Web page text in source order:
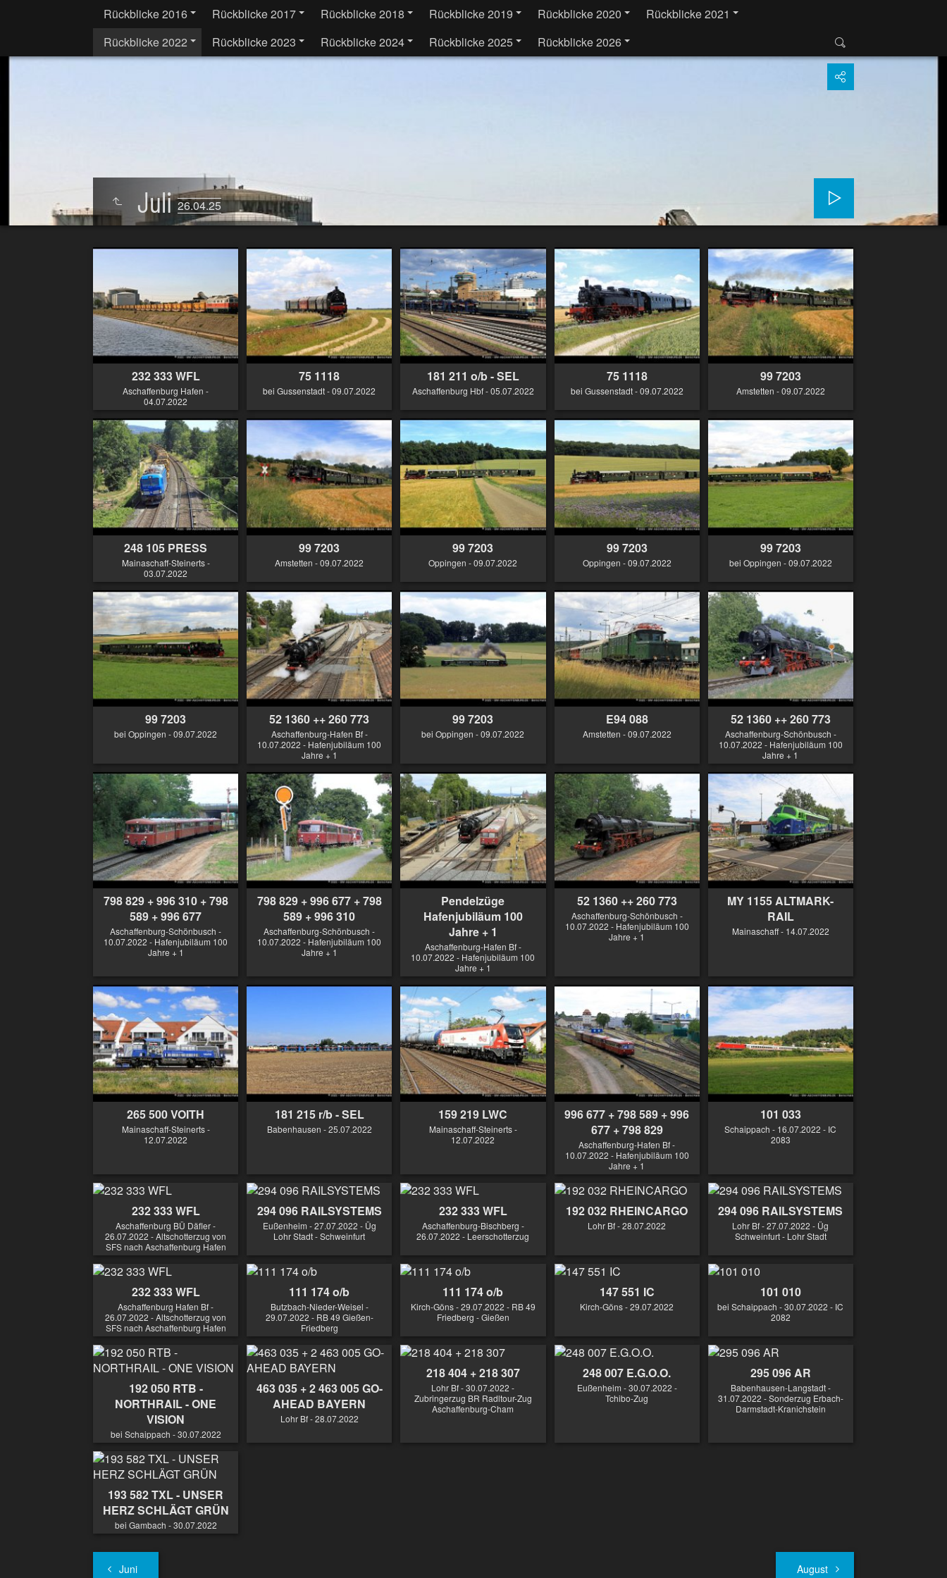
Rückblicke 2016 Rückblicke 2017 Rückblicke 2018 Rückblicke 2019 Rückblicke 2020
Rückblicke 2021
Rückblicke 2022
Rückblicke 2023 Rückblicke 2024 Rückblicke 2025 Rückblicke 2026
Juli26.04.25
232 333 WFL
Aschaffenburg Hafen -
04.07.2022
75 1118
bei Gussenstadt - 09.07.2022
181 211 o/b - SEL
Aschaffenburg Hbf - 05.07.2022
75 1118
bei Gussenstadt - 09.07.2022
99 7203
Amstetten - 09.07.2022
248 105 PRESS
Mainaschaff-Steinerts -
03.07.2022
99 7203
Amstetten - 09.07.2022
99 7203
Oppingen - 09.07.2022
99 7203
Oppingen - 09.07.2022
99 7203
bei Oppingen - 09.07.2022
99 7203
bei Oppingen - 09.07.2022
52 1360 ++ 260 773
Aschaffenburg-Hafen Bf -
10.07.2022 - Hafenjubiläum 100
Jahre + 1
99 7203
bei Oppingen - 09.07.2022
E94 088
Amstetten - 09.07.2022
52 1360 ++ 260 773
Aschaffenburg-Schönbusch -
10.07.2022 - Hafenjubiläum 100
Jahre + 1
798 829 + 996 310 + 798
589 + 996 677
Aschaffenburg-Schönbusch -
10.07.2022 - Hafenjubiläum 100
Jahre + 1
798 829 + 996 677 + 798
589 + 996 310
Aschaffenburg-Schönbusch -
10.07.2022 - Hafenjubiläum 100
Jahre + 1
Pendelzüge
Hafenjubiläum 100
Jahre + 1
Aschaffenburg-Hafen Bf -
10.07.2022 - Hafenjubiläum 100
Jahre + 1
52 1360 ++ 260 773
Aschaffenburg-Schönbusch -
10.07.2022 - Hafenjubiläum 100
Jahre + 1
MY 1155 ALTMARK-
RAIL
Mainaschaff - 14.07.2022
265 500 VOITH
Mainaschaff-Steinerts -
12.07.2022
181 215 r/b - SEL
Babenhausen - 25.07.2022
159 219 LWC
Mainaschaff-Steinerts -
12.07.2022
996 677 + 798 589 + 996
677 + 798 829
Aschaffenburg-Hafen Bf -
10.07.2022 - Hafenjubiläum 100
Jahre + 1
101 033
Schaippach - 16.07.2022 - IC
2083
232 333 WFL
Aschaffenburg BÜ Däfler -
26.07.2022 - Altschotterzug von
SFS nach Aschaffenburg Hafen
294 096 RAILSYSTEMS
Eußenheim - 27.07.2022 - Üg
Lohr Stadt - Schweinfurt
232 333 WFL
Aschaffenburg-Bischberg -
26.07.2022 - Leerschotterzug
192 032 RHEINCARGO
Lohr Bf - 28.07.2022
294 096 RAILSYSTEMS
Lohr Bf - 27.07.2022 - Üg
Schweinfurt - Lohr Stadt
232 333 WFL
Aschaffenburg Hafen Bf -
26.07.2022 - Altschotterzug von
SFS nach Aschaffenburg Hafen
111 174 o/b
Butzbach-Nieder-Weisel -
29.07.2022 - RB 49 Gießen-
Friedberg
111 174 o/b
Kirch-Göns - 29.07.2022 - RB 49
Friedberg - Gießen
147 551 IC
Kirch-Göns - 29.07.2022
101 010
bei Schaippach - 30.07.2022 - IC
2082
192 050 RTB -
NORTHRAIL - ONE
VISION
bei Schaippach - 30.07.2022
463 035 + 2 463 005 GO-
AHEAD BAYERN
Lohr Bf - 28.07.2022
218 404 + 218 307
Lohr Bf - 30.07.2022 -
Zubringerzug BR Radltour-Zug
Aschaffenburg-Cham
248 007 E.G.O.O.
Eußenheim - 30.07.2022 -
Tchibo-Zug
295 096 AR
Babenhausen-Langstadt -
31.07.2022 - Sonderzug Erbach-
Darmstadt-Kranichstein
193 582 TXL - UNSER
HERZ SCHLÄGT GRÜN
bei Gambach - 30.07.2022
Juni August